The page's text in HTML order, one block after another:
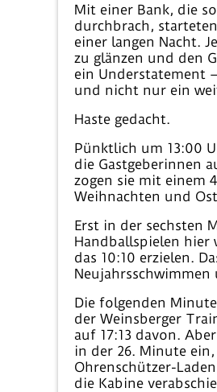
Mit einer Bank, die
durchbrach,
einer langen Nacht.
zu glänzen und den
ein Understatement
und nicht nur ein
Haste gedacht.
Pünktlich um 13:00
die Gastgeberinnen
zogen sie mit einem
Weihnachten und
Erst in der sechsten
Handballspielen hier
das 10:10 erzielen.
Die folgenden
der Weinsberger
auf 17:13 davon.
in der 26. Minute
Ohrenschützer-
die Kabine